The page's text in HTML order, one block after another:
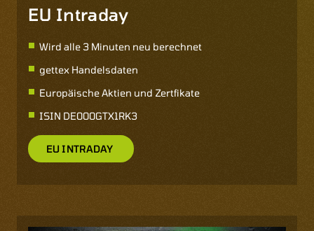
EU Intraday
Wird alle 3 Minuten neu berechnet
gettex Handelsdaten
Europäische Aktien und Zertfikate
ISIN DE000GTX1RK3
EU INTRADAY